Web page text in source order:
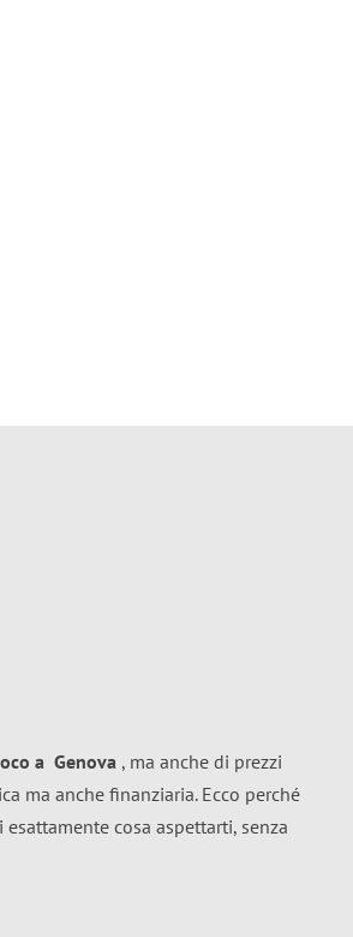
a Genova , ma anche di prezzi
ma anche finanziaria. Ecco perché
esattamente cosa aspettarti, senza